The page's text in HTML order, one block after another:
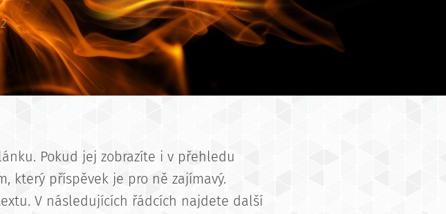
Pokud jej zobrazíte i v přehledu
který příspěvek je pro ně zajímavý.
V následujících řádcích najdete další